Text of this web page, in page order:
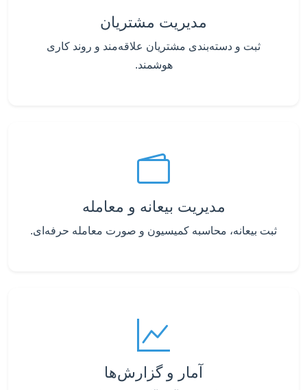
مدیریت مشتریان
ثبت و دسته‌بندی مشتریان علاقه‌مند و روند کاری
هوشمند.
مدیریت بیعانه و معامله
ثبت بیعانه، محاسبه کمیسیون و صورت معامله حرفه‌ای.
آمار و گزارش‌ها